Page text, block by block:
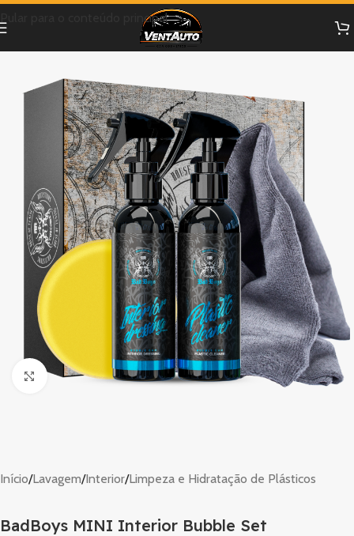
Pular para o conteúdo principal
Clique para ampliar
Início/Lavagem/Interior/Limpeza e Hidratação de Plásticos
BadBoys MINI Interior Bubble Set